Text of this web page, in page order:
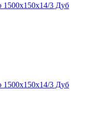
1500х150х14/3 Дуб
1500х150х14/3 Дуб